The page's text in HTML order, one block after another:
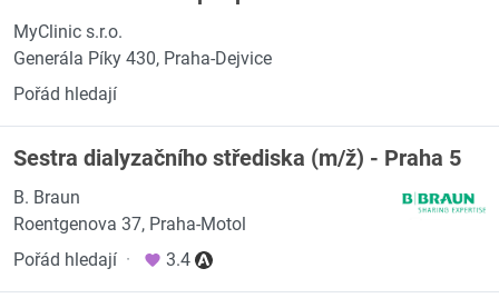
MyClinic s.r.o.
Generála Píky 430, Praha-Dejvice
Pořád hledají
Sestra dialyzačního střediska (m/ž) - Praha 5
B. Braun
Roentgenova 37, Praha-Motol
Pořád hledají · 3.4